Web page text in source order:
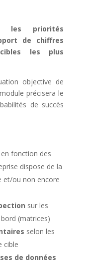
les priorités
de chiffres
les plus
objective de
précisera le
de succès
en fonction des
dispose de la
et/ou non encore
sur les
(matrices)
selon les
cible
de données